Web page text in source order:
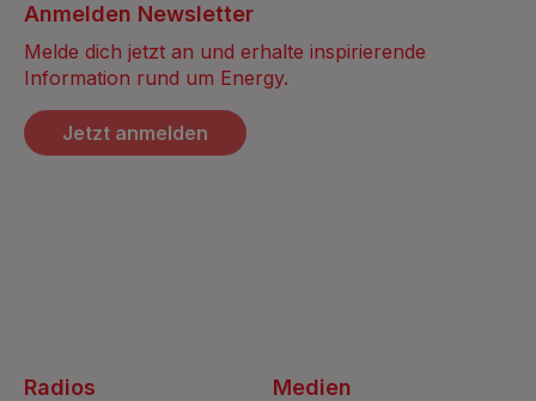
Anmelden Newsletter
Melde dich jetzt an und erhalte inspirierende
Information rund um Energy.
Jetzt anmelden
Radios Medien